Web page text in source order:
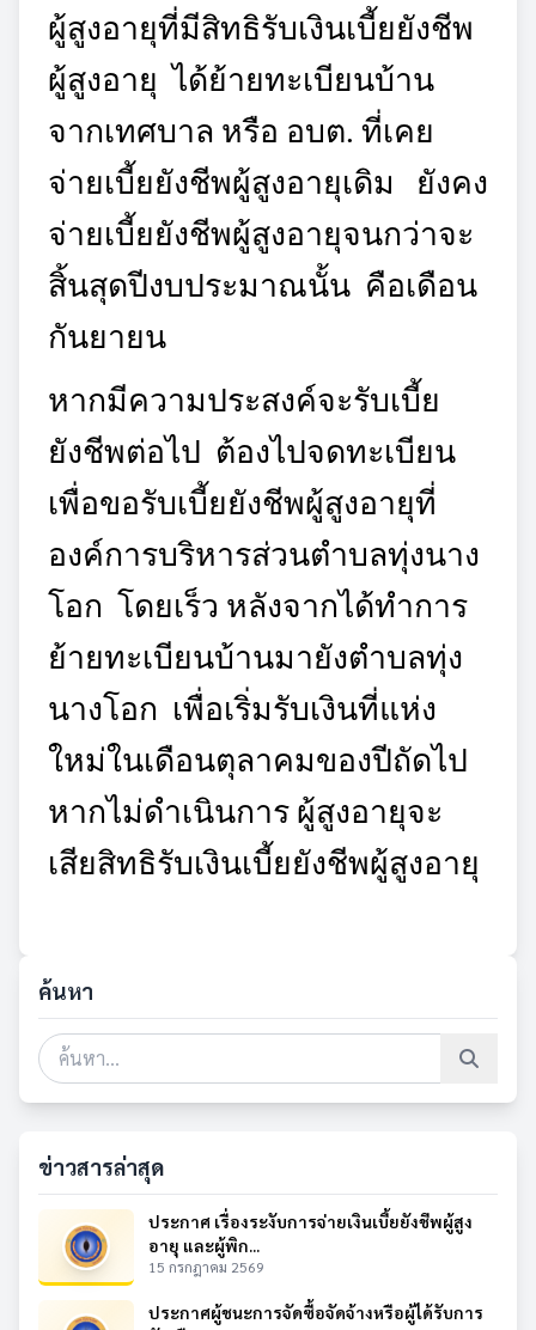
ผู้สูงอายุที่มีสิทธิรับเงินเบี้ยยังชีพ
ผู้สูงอายุ ได้ย้ายทะเบียนบ้าน
จากเทศบาล หรือ อบต. ที่เคย
จ่ายเบี้ยยังชีพผู้สูงอายุเดิม ยังคง
จ่ายเบี้ยยังชีพผู้สูงอายุจนกว่าจะ
สิ้นสุดปีงบประมาณนั้น คือเดือน
กันยายน
หากมีความประสงค์จะรับเบี้ย
ยังชีพต่อไป ต้องไปจดทะเบียน
เพื่อขอรับเบี้ยยังชีพผู้สูงอายุที่
องค์การบริหารส่วนตำบลทุ่งนาง
โอก โดยเร็ว หลังจากได้ทำการ
ย้ายทะเบียนบ้านมายังตำบลทุ่ง
นางโอก เพื่อเริ่มรับเงินที่แห่ง
ใหม่ในเดือนตุลาคมของปีถัดไป
หากไม่ดำเนินการ ผู้สูงอายุจะ
เสียสิทธิรับเงินเบี้ยยังชีพผู้สูงอายุ
ค้นหา
ข่าวสารล่าสุด
ประกาศ เรื่องระงับการจ่ายเงินเบี้ยยังชีพผู้สูง
อายุ และผู้พิก...
15 กรกฎาคม 2569
ประกาศผู้ชนะการจัดซื้อจัดจ้างหรือผู้ได้รับการ